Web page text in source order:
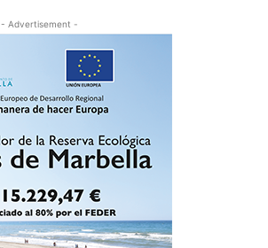
- Advertisement -